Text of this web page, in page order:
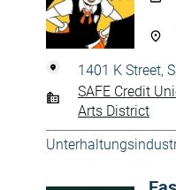
1401 K Street,
SAFE Credit
Arts District